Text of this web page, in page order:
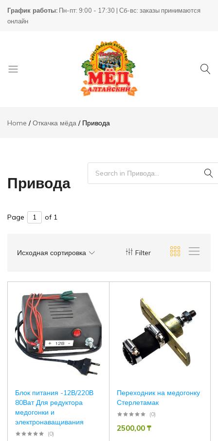
График работы: Пн-пт: 9:00 - 17:30 | Сб-вс: заказы принимаются
онлайн
пчеловодства
Home
Откачка мёда Привода
Привода
Page of 1
Filter
Исходная сортировка
Блок питания -12В/220В
80Ват Для редуктора
медогонки и
электронаващивания
(0)
Переходник на медогонку
Стерлетамак
(0)
2500,00 ₸